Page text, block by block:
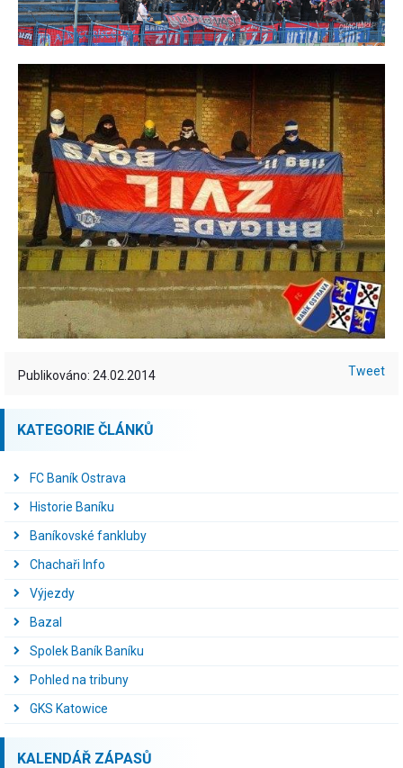
Publikováno: 24.02.2014 Tweet
KATEGORIE ČLÁNKŮ
FC Baník Ostrava
Historie Baníku
Baníkovské fankluby
Chachaři Info
Výjezdy
Bazal
Spolek Baník Baníku
Pohled na tribuny
GKS Katowice
KALENDÁŘ ZÁPASŮ